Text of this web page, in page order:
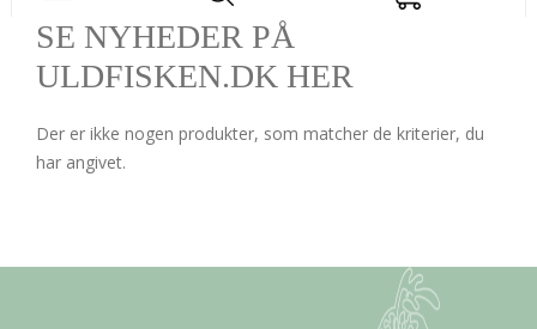
SE NYHEDER PÅ
ULDFISKEN.DK HER
Der er ikke nogen produkter, som matcher de kriterier, du
har angivet.